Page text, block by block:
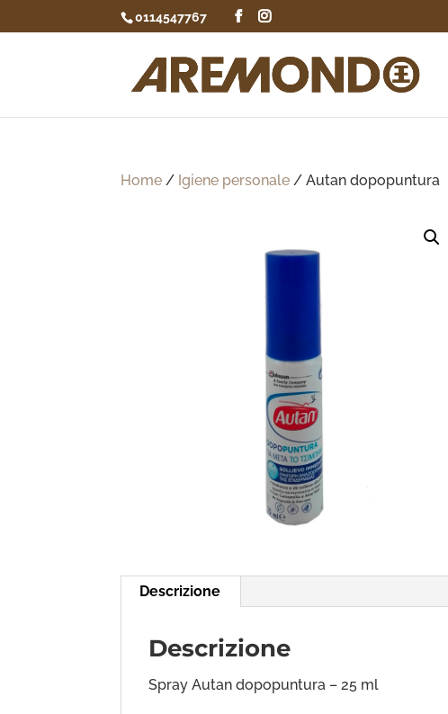
0114547767
Home / Igiene personale / Autan dopopuntura
Descrizione
Descrizione
Spray Autan dopopuntura – 25 ml